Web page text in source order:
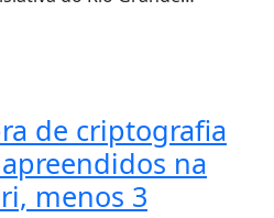
de criptografia
na
menos 3